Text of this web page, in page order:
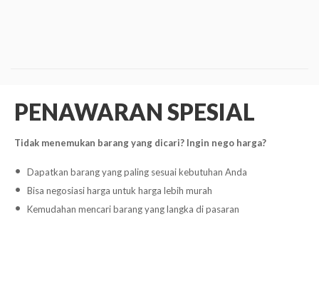
PENAWARAN SPESIAL
Tidak menemukan barang yang dicari? Ingin nego harga?
Dapatkan barang yang paling sesuai kebutuhan Anda
Bisa negosiasi harga untuk harga lebih murah
Kemudahan mencari barang yang langka di pasaran